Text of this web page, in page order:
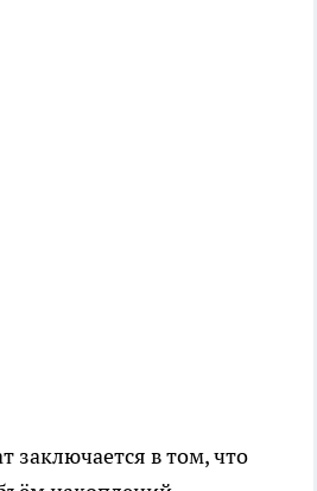
заключается в том, что